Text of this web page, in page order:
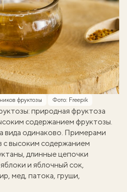
фруктозы Фото: Freepik
природная фруктоза
содержанием фруктозы.
вида одинаково. Примерами
с высоким содержанием
длинные цепочки
и яблочный сок,
мед, патока, груши,